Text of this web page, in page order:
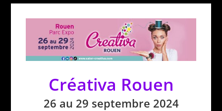
Créativa Rouen
26 au 29 septembre 2024